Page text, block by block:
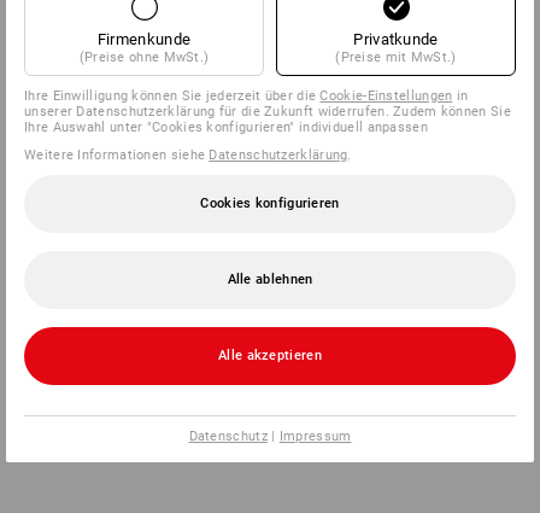
Firmenkunde
(Preise ohne MwSt.)
Privatkunde
(Preise mit MwSt.)
Ihre Einwilligung können Sie jederzeit über dieCookie-Einstellungen in
unserer Datenschutzerklärung für die Zukunft widerrufen. Zudem können Sie
Ihre Auswahl unter "Cookies konfigurieren" individuell anpassen
Weitere Informationen siehe Datenschutzerklärung
Cookies konfigurieren
Alle ablehnen
Alle akzeptieren
Datenschutz| Impressum